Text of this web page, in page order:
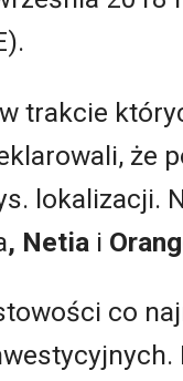
trakcie
że
lokalizacji.
, Netia i
co